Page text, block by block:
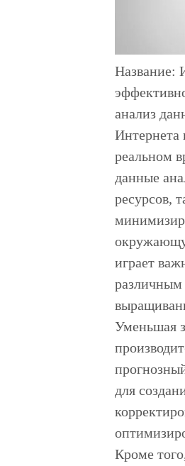
Название:
анализ
Интернета
реальном
данные
ресурсов,
играет
различным
Уменьшая
для
Кроме